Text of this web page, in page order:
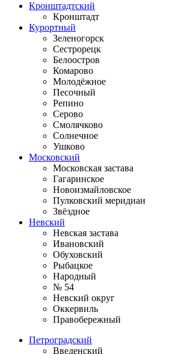
Кронштадтский
Кронштадт
Курортный
Зеленогорск
Сестрорецк
Белоостров
Комарово
Молодёжное
Песочный
Репино
Серово
Смолячково
Солнечное
Ушково
Московский
Московская застава
Гагаринское
Новоизмайловское
Пулковский меридиан
Звёздное
Невский
Невская застава
Ивановский
Обуховский
Рыбацкое
Народный
№ 54
Невский округ
Оккервиль
Правобережный
Петроградский
Введенский